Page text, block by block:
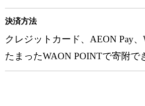
決済方法
クレジットカード、AEON Pay
たまったWAON POINTで寄附で